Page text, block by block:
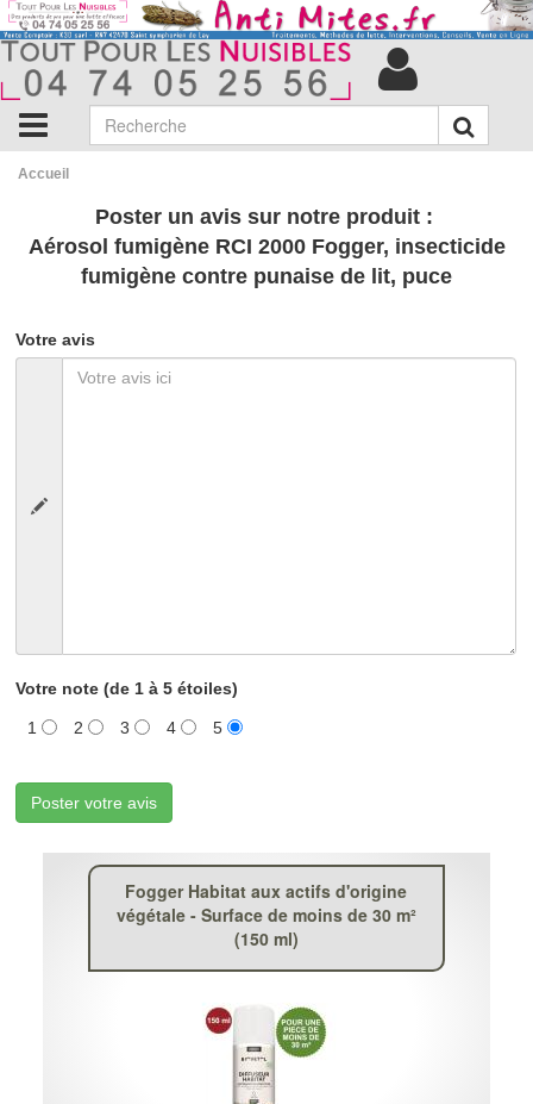
Accueil
Poster un avis sur notre produit :
Aérosol fumigène RCI 2000 Fogger, insecticide
fumigène contre punaise de lit, puce
Votre avis
Votre note (de 1 à 5 étoiles)
1 2 3 4 5
Poster votre avis
Fogger Habitat aux actifs d'origine
végétale - Surface de moins de 30 m²
(150 ml)